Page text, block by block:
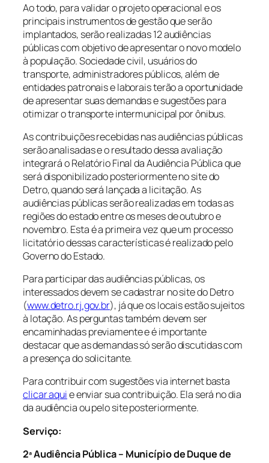
Ao todo, para validar o projeto operacional e os
principais instrumentos de gestão que serão
implantados, serão realizadas 12 audiências
públicas com objetivo de apresentar o novo modelo
à população. Sociedade civil, usuários do
transporte, administradores públicos, além de
entidades patronais e laborais terão a oportunidade
de apresentar suas demandas e sugestões para
otimizar o transporte intermunicipal por ônibus.
As contribuições recebidas nas audiências públicas
serão analisadas e o resultado dessa avaliação
integrará o Relatório Final da Audiência Pública que
será disponibilizado posteriormente no site do
Detro, quando será lançada a licitação. As
audiências públicas serão realizadas em todas as
regiões do estado entre os meses de outubro e
novembro. Esta é a primeira vez que um processo
licitatório dessas características é realizado pelo
Governo do Estado.
Para participar das audiências públicas, os
interessados devem se cadastrar no site do Detro
(www.detro.rj.gov.br), já que os locais estão sujeitos
à lotação. As perguntas também devem ser
encaminhadas previamente e é importante
destacar que as demandas só serão discutidas com
a presença do solicitante.
Para contribuir com sugestões via internet basta
clicar aquie enviar sua contribuição. Ela será no dia
da audiência ou pelo site posteriormente.
Serviço:
2ª Audiência Pública – Município de Duque de